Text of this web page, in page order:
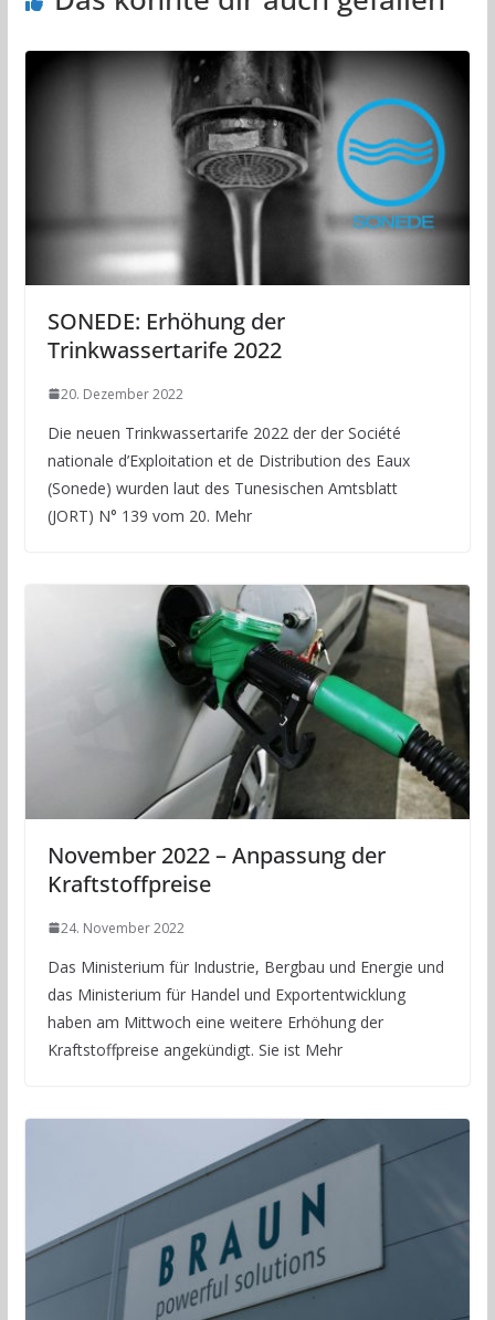
SONEDE: Erhöhung der
Trinkwassertarife 2022
20. Dezember 2022
Die neuen Trinkwassertarife 2022 der der Société
nationale d’Exploitation et de Distribution des Eaux
(Sonede) wurden laut des Tunesischen Amtsblatt
(JORT) N° 139 vom 20. Mehr
November 2022 – Anpassung der
Kraftstoffpreise
24. November 2022
Das Ministerium für Industrie, Bergbau und Energie und
das Ministerium für Handel und Exportentwicklung
haben am Mittwoch eine weitere Erhöhung der
Kraftstoffpreise angekündigt. Sie ist Mehr